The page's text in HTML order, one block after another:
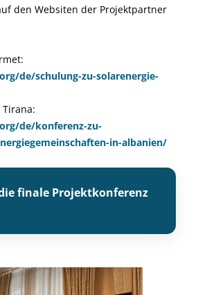
den Websiten der Projektpartner
de/schulung-zu-solarenergie-
de/konferenz-zu-
in-albanien/
finale Projektkonferenz